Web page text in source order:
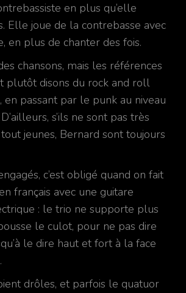
en plus qu’elle
Elle joue de la contrebasse avec
en plus de chanter des fois.
chansons, mais les références
plutôt disons du rock and roll
en passant par le punk au niveau
s’ils ne sont pas très
jeunes, Bernard sont toujours
c’est obligé quand on fait
français avec une guitare
: le trio ne supporte plus
le culot, pour ne pas dire
le dire haut et fort à la face
drôles, et parfois le quatuor